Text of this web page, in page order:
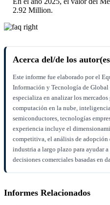
2.92 Million.
Acerca del/de los
Este informe fue elaborado por el
Información y Tecnología de
especializa en analizar los
computación en la nube,
semiconductores, tecnologías
experiencia incluye el
competitiva, el análisis de
industria a largo plazo para ayudar
decisiones comerciales basadas en
Informes Relacionados